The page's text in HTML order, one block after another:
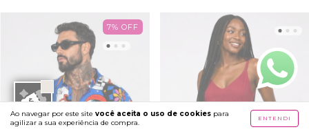
Ao navegar por este site você aceita o uso de cookies para
agilizar a sua experiência de compra.
ENTENDI
7% OFF